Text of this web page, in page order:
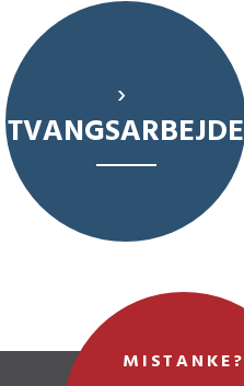
TVANGSARBEJDE
MISTANKE?